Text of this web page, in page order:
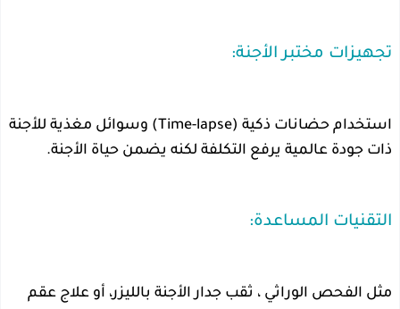
تجهيزات مختبر الأجنة:
استخدام حضانات ذكية (Time-lapse) وسوائل مغذية للأجنة
ذات جودة عالمية يرفع التكلفة لكنه يضمن حياة الأجنة.
التقنيات المساعدة:
مثل الفحص الوراثي ، ثقب جدار الأجنة بالليزر، أو علاج عقم